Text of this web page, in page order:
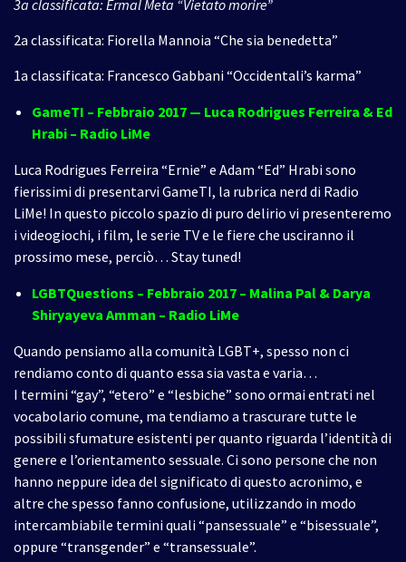
3a classificata: Ermal Meta “Vietato morire”
2a classificata: Fiorella Mannoia “Che sia benedetta”
1a classificata: Francesco Gabbani “Occidentali’s karma”
GameTI – Febbraio 2017 — Luca Rodrigues Ferreira & Ed
Hrabi – Radio LiMe
Luca Rodrigues Ferreira “Ernie” e Adam “Ed” Hrabi sono
fierissimi di presentarvi GameTI, la rubrica nerd di Radio
LiMe! In questo piccolo spazio di puro delirio vi presenteremo
i videogiochi, i film, le serie TV e le fiere che usciranno il
prossimo mese, perciò… Stay tuned!
LGBTQuestions – Febbraio 2017 – Malina Pal & Darya
Shiryayeva Amman – Radio LiMe
Quando pensiamo alla comunità LGBT+, spesso non ci
rendiamo conto di quanto essa sia vasta e varia…
I termini “gay”, “etero” e “lesbiche” sono ormai entrati nel
vocabolario comune, ma tendiamo a trascurare tutte le
possibili sfumature esistenti per quanto riguarda l’identità di
genere e l’orientamento sessuale. Ci sono persone che non
hanno neppure idea del significato di questo acronimo, e
altre che spesso fanno confusione, utilizzando in modo
intercambiabile termini quali “pansessuale” e “bisessuale”,
oppure “transgender” e “transessuale”.